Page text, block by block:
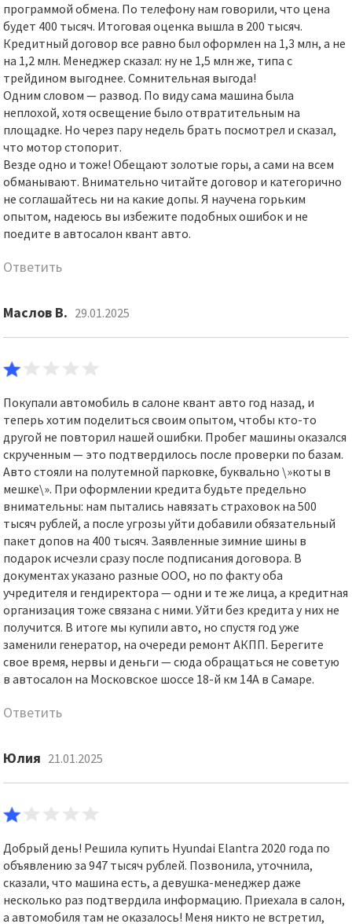
программой обмена. По телефону нам говорили, что цена
будет 400 тысяч. Итоговая оценка вышла в 200 тысяч.
Кредитный договор все равно был оформлен на 1,3 млн, а не
на 1,2 млн. Менеджер сказал: ну не 1,5 млн же, типа с
трейдином выгоднее. Сомнительная выгода!
Одним словом — развод. По виду сама машина была
неплохой, хотя освещение было отвратительным на
площадке. Но через пару недель брать посмотрел и сказал,
что мотор стопорит.
Везде одно и тоже! Обещают золотые горы, а сами на всем
обманывают. Внимательно читайте договор и категорично
не соглашайтесь ни на какие допы. Я научена горьким
опытом, надеюсь вы избежите подобных ошибок и не
поедите в автосалон квант авто.
Ответить
Маслов В. 29.01.2025
Покупали автомобиль в салоне квант авто год назад, и
теперь хотим поделиться своим опытом, чтобы кто-то
другой не повторил нашей ошибки. Пробег машины оказался
скрученным — это подтвердилось после проверки по базам.
Авто стояли на полутемной парковке, буквально \»коты в
мешке\». При оформлении кредита будьте предельно
внимательны: нам пытались навязать страховок на 500
тысяч рублей, а после угрозы уйти добавили обязательный
пакет допов на 400 тысяч. Заявленные зимние шины в
подарок исчезли сразу после подписания договора. В
документах указано разные ООО, но по факту оба
учредителя и гендиректора — одни и те же лица, а кредитная
организация тоже связана с ними. Уйти без кредита у них не
получится. В итоге мы купили авто, но спустя год уже
заменили генератор, на очереди ремонт АКПП. Берегите
свое время, нервы и деньги — сюда обращаться не советую
в автосалон на Московское шоссе 18-й км 14А в Самаре.
Ответить
Юлия 21.01.2025
Добрый день! Решила купить Hyundai Elantra 2020 года по
объявлению за 947 тысяч рублей. Позвонила, уточнила,
сказали, что машина есть, а девушка-менеджер даже
несколько раз подтвердила информацию. Приехала в салон,
а автомобиля там не оказалось! Меня никто не встретил,